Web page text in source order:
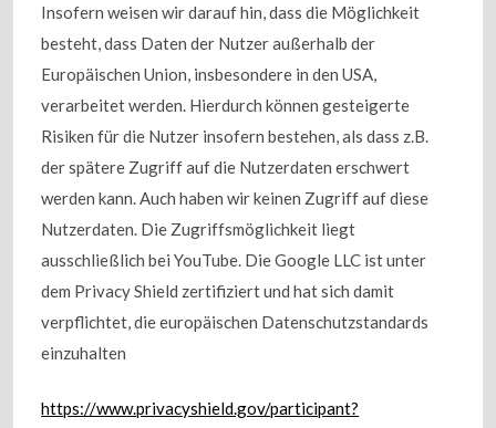
Insofern weisen wir darauf hin, dass die Möglichkeit
besteht, dass Daten der Nutzer außerhalb der
Europäischen Union, insbesondere in den USA,
verarbeitet werden. Hierdurch können gesteigerte
Risiken für die Nutzer insofern bestehen, als dass z.B.
der spätere Zugriff auf die Nutzerdaten erschwert
werden kann. Auch haben wir keinen Zugriff auf diese
Nutzerdaten. Die Zugriffsmöglichkeit liegt
ausschließlich bei YouTube. Die Google LLC ist unter
dem Privacy Shield zertifiziert und hat sich damit
verpflichtet, die europäischen Datenschutzstandards
einzuhalten
https://www.privacyshield.gov/participant?